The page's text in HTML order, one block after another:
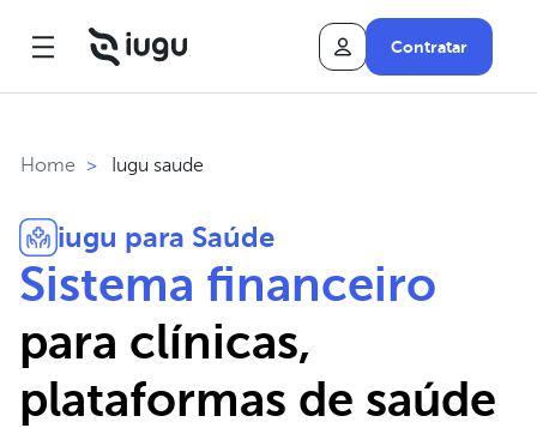
Contratar
Home > Iugu saude
iugu para Saúde
Sistema financeiro
para clínicas,
plataformas de saúde